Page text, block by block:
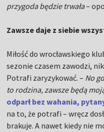
przygoda będzie trwała–
Zawsze daje z siebie
Miłość do wrocławskiego
sezonie czasem zawodzi,
Potrafi zaryzykować. – No
to rodzina, zawsze będą
odparł bez wahania,
na to, że potrafi – wręcz
brakuje. A nawet kiedy nie